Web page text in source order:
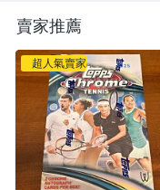
賣家推薦
超人氣賣家